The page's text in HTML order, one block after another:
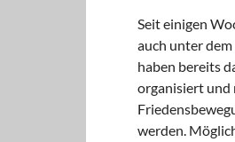
Seit einigen
auch unter
haben bereits
organisiert und
werden.